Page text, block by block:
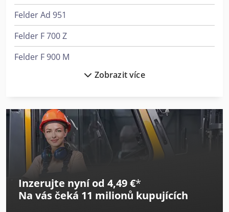
Felder Ad 951
Felder F 700 Z
Felder F 900 M
Felder Fbp 60
Felder Fd 250
Felder Fs 722
Felder Fw 1102 Classic
Felder G 360
Zobrazit více
Inzerujte nyní od 4,49 €*
Na vás čeká 11 milionů kupujících